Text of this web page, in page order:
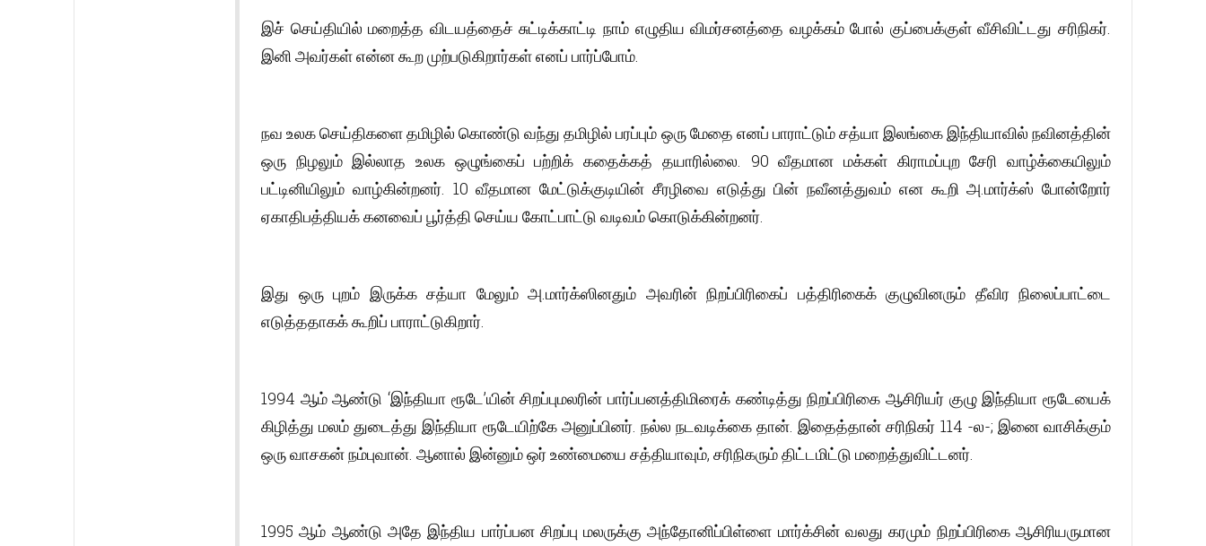
இச் செய்தியில் மறைத்த விடயத்தைச் சுட்டிக்காட்டி நாம் எழுதிய விமர்சனத்தை வழக்கம் போல் குப்பைக்குள் வீசிவிட்டது சரிநிகர்.
இனி அவர்கள் என்ன கூற முற்படுகிறார்கள் எனப் பார்ப்போம்.
நவ உலக செய்திகளை தமிழில் கொண்டு வந்து தமிழில் பரப்பும் ஒரு மேதை எனப் பாராட்டும் சத்யா இலங்கை இந்தியாவில் நவினத்தின்
ஒரு நிழலும் இல்லாத உலக ஒழுங்கைப் பற்றிக் கதைக்கத் தயாரில்லை. 90 வீதமான மக்கள் கிராமப்புற சேரி வாழ்க்கையிலும்
பட்டினியிலும் வாழ்கின்றனர். 10 வீதமான மேட்டுக்குடியின் சீரழிவை எடுத்து பின் நவீனத்துவம் என கூறி அ.மார்க்ஸ் போன்றோர்
ஏகாதிபத்தியக் கனவைப் பூர்த்தி செய்ய கோட்பாட்டு வடிவம் கொடுக்கின்றனர்.
இது ஒரு புறம் இருக்க சத்யா மேலும் அ.மார்க்ஸினதும் அவரின் நிறப்பிரிகைப் பத்திரிகைக் குழுவினரும் தீவிர நிலைப்பாட்டை
எடுத்ததாகக் கூறிப் பாராட்டுகிறார்.
1994 ஆம் ஆண்டு ‘இந்தியா ரூடே’யின் சிறப்புமலரின் பார்ப்பனத்திமிரைக் கண்டித்து நிறப்பிரிகை ஆசிரியர் குழு இந்தியா ரூடேயைக்
கிழித்து மலம் துடைத்து இந்தியா ரூடேயிற்கே அனுப்பினர். நல்ல நடவடிக்கை தான். இதைத்தான் சரிநிகர் 114 -ல-; இனை வாசிக்கும்
ஒரு வாசகன் நம்புவான். ஆனால் இன்னும் ஒர் உண்மையை சத்தியாவும், சரிநிகரும் திட்டமிட்டு மறைத்துவிட்டனர்.
1995 ஆம் ஆண்டு அதே இந்திய பார்ப்பன சிறப்பு மலருக்கு அந்தோனிப்பிள்ளை மார்க்சின் வலது கரமும் நிறப்பிரிகை ஆசிரியருமான